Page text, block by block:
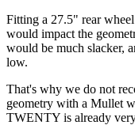
Fitting a 27.5" rear
would impact the
would be much slacker,
low.
That's why we do not
geometry with a Mullet
TWENTY is already